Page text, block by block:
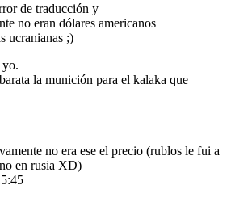
de traducción y
no eran dólares americanos
ucranianas ;)
yo.
la munición para el kalaka que
no era ese el precio (rublos le fui a
en rusia XD)